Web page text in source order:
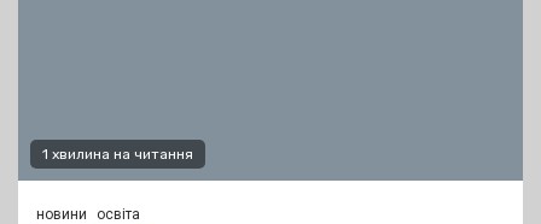
1 хвилина на читання
новини освіта